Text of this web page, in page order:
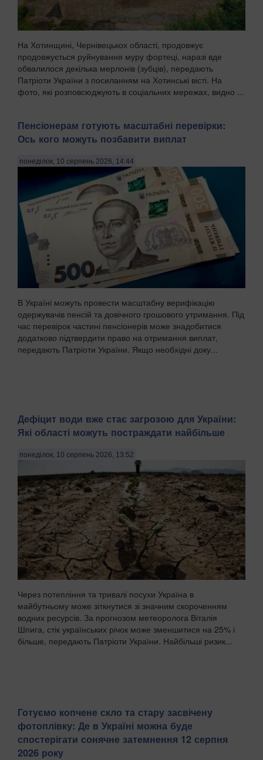
На Хотинщині, Чернівецькох області, продовжує
продовжується руйнування муру фортеці, наразі вде
обвалилося декілька мерлонів (зубців), передають
Патріоти України з посиланням на Хотинські вісті. На
фото, які розповсюджують в соціальних мережах, видно ...
Пенсіонерам готують масштабні перевірки:
Ось кого можуть позбавити виплат
понеділок, 10 серпень 2026, 14:44
В Україні можуть провести масштабну верифікацію
одержувачів пенсій та довічного грошового утримання. Під
час перевірок частині пенсіонерів може знадобитися
додатково підтвердити право на отримання виплат,
передають Патріоти України. Якщо необхідні доку...
Дефіцит води вже стає загрозою для України:
Які області можуть постраждати найбільше
понеділок, 10 серпень 2026, 13:52
Через потепління та тривалі посухи Україна в
майбутньому може зіткнутися зі значним скороченням
водних ресурсів. За прогнозом метеоролога Віталія
Шпига, стік українських річок може зменшитися на 25% і
більше, передають Патріоти України. Найбільші ризик...
Готуємо копчене скло та стару засвічену
фотоплівку: Де в Україні можна буде
спостерігати сонячне затемнення 12 серпня
2026 року